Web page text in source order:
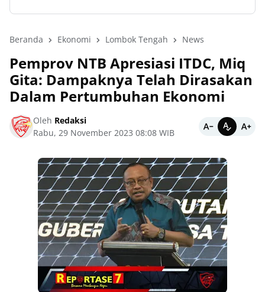
Beranda Ekonomi Lombok Tengah News
Pemprov NTB Apresiasi ITDC, Miq
Gita: Dampaknya Telah Dirasakan
Dalam Pertumbuhan Ekonomi
Oleh Redaksi
Rabu, 29 November 2023 08:08 WIB